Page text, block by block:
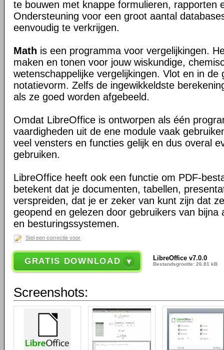
te bouwen met knappe formulieren, rapporten
Ondersteuning voor een groot aantal
eenvoudig te verkrijgen.
Math is een programma voor vergelijkingen.
maken en tonen voor jouw wiskundige,
wetenschappelijke vergelijkingen. Vlot en in de
notatievorm. Zelfs de ingewikkeldste
als ze goed worden afgebeeld.
Omdat LibreOffice is ontworpen als één
vaardigheden uit de ene module vaak
veel vensters en functies gelijk en dus overal
gebruiken.
LibreOffice heeft ook een functie om PDF-
betekent dat je documenten, tabellen,
verspreiden, dat je er zeker van kunt zijn dat
geopend en gelezen door gebruikers van bijna
en besturingssystemen.
Stel een correctie voor
GRATIS DOWNLOAD LibreOffice v7.0.0
Bestandsgrootte: 26.81 kB
Screenshots: